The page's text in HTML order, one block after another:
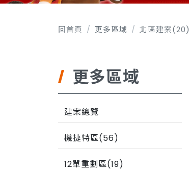
回首頁 更多區域 北區建案(20)
更多區域
建案總覽
機捷特區(56)
12單重劃區(19)